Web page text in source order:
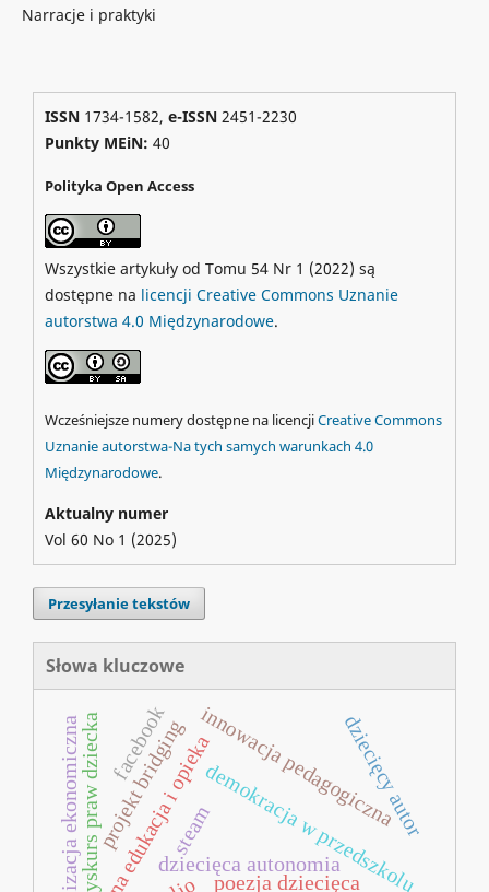
Narracje i praktyki
ISSN1734-1582, e-ISSN2451-2230
Punkty MEiN: 40
Polityka Open Access
Wszystkie artykuły od Tomu 54 Nr 1 (2022) są
dostępne na licencji Creative Commons Uznanie
autorstwa 4.0 Międzynarodowe.
Wcześniejsze numery dostępne na licencjiCreative Commons
Uznanie autorstwa-Na tych samych warunkach 4.0
Międzynarodowe.
Aktualny numer
Vol 60 No 1 (2025)
Przesyłanie tekstów
Słowa kluczowe
wczesna edukacja i opiekadziecięca autonomia
demokracja w przedszkolu
socjalizacja ekonomiczna innowacja pedagogiczna
dziecięcy autor
poezja dziecięca
dyskurs praw dziecka steam
projekt bridging
facebook